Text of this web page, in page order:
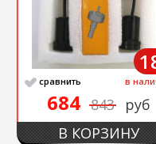
сравнить в
684 843 руб
В КОРЗИНУ